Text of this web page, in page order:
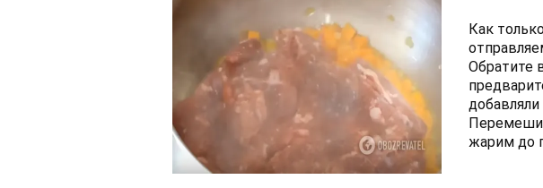
Как
Обратите
жарим до